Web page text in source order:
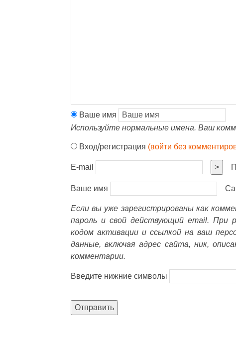
Ваше имя
Используйте нормальные имена. Ваш
Вход/регистрация (войти без
E-mail >
Ваше имя
Если вы уже зарегистрированы как
пароль и свой действующий email. При
кодом активации и ссылкой на ваш
данные, включая адрес сайта, ник,
комментарии.
Введите нижние символы
Отправить